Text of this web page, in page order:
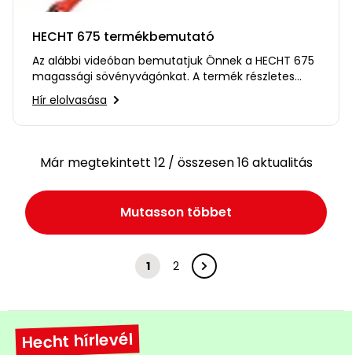
HECHT 675 termékbemutató
Az alábbi videóban bemutatjuk Önnek a HECHT 675
magassági sövényvágónkat. A termék részletes
leírását itt találja,…
Hír elolvasása
Már megtekintett 12 / összesen 16 aktualitás
Mutasson többet
1 2
Hecht hírlevél